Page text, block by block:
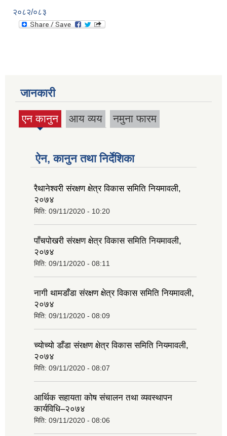
२०८२/०८३
जानकारी
एन कानुन
(active
आय व्यय नमुना फारम
ऐन, कानुन तथा निर्देशिका
रैथानेश्वरी संरक्षण क्षेत्र विकास समिति नियमावली,
२०७४
मिति: 09/11/2020 - 10:20
पाँचपोखरी संरक्षण क्षेत्र विकास समिति नियमावली,
२०७४
मिति: 09/11/2020 - 08:11
नागी थामडाँडा संरक्षण क्षेत्र विकास समिति नियमावली,
२०७४
मिति: 09/11/2020 - 08:09
च्योच्यो डाँडा संरक्षण क्षेत्र विकास समिति नियमावली,
२०७४
मिति: 09/11/2020 - 08:07
आर्थिक सहायता कोष संचालन तथा व्यवस्थापन
कार्यविधि–२०७४
मिति: 09/11/2020 - 08:06